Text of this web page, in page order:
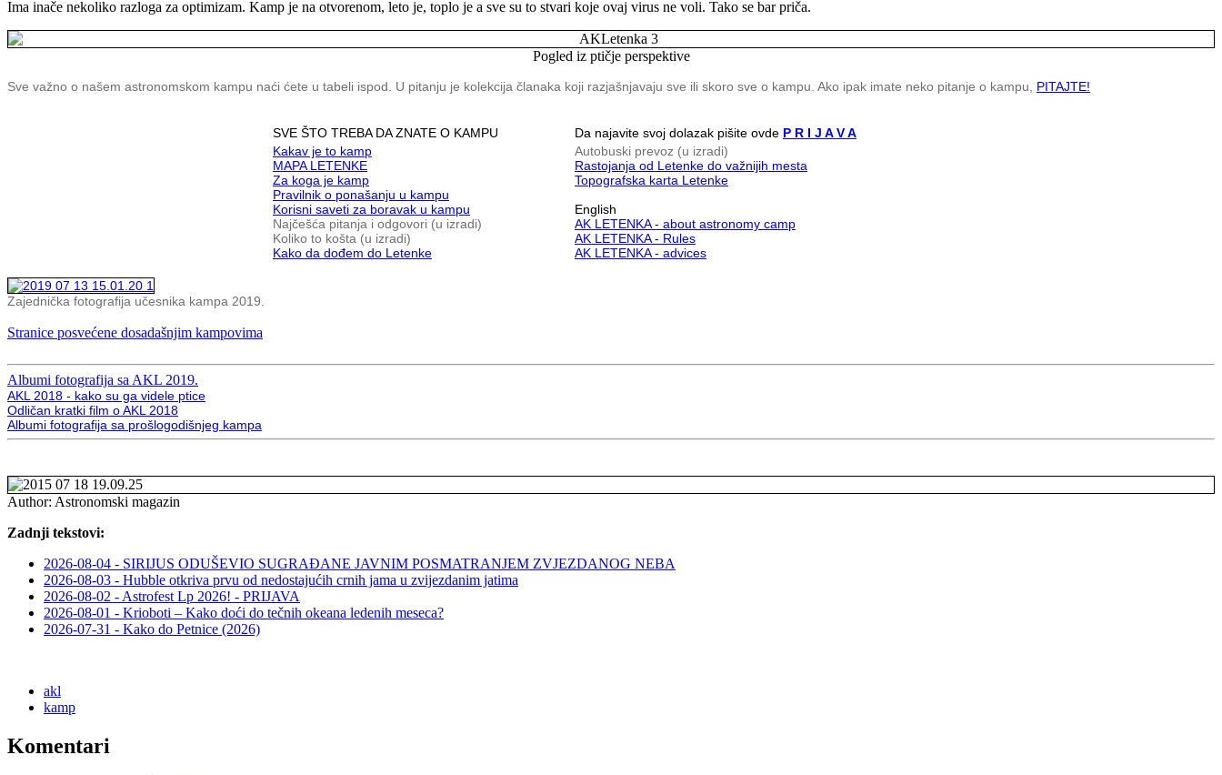
Ima inače nekoliko razloga za optimizam. Kamp je na otvorenom, leto je, toplo je a sve su to stvari koje ovaj virus ne voli. Tako se bar priča.
Pogled iz ptičje perspektive
Sve važno o našem astronomskom kampu naći ćete u tabeli ispod. U pitanju je kolekcija članaka koji razjašnjavaju sve ili skoro sve o kampu. Ako ipak imate neko pitanje o kampu, PITAJTE!
SVE ŠTO TREBA DA ZNATE O KAMPU Da najavite svoj dolazak pišite ovde P R I J A V A
Kakav je to kamp
MAPA LETENKE
Za koga je kamp
Pravilnik o ponašanju u kampu
Korisni saveti za boravak u kampu
Najčešća pitanja i odgovori (u izradi)
Koliko to košta (u izradi)
Kako da dođem do Letenke
Autobuski prevoz (u izradi)
Rastojanja od Letenke do važnijih mesta
Topografska karta Letenke
English
AK LETENKA - about astronomy camp
AK LETENKA - Rules
AK LETENKA - advices
Zajednička fotografija učesnika kampa 2019.
Stranice posvećene dosadašnjim kampovima
Albumi fotografija sa AKL 2019.
AKL 2018 - kako su ga videle ptice
Odličan kratki film o AKL 2018
Albumi fotografija sa prošlogodišnjeg kampa
Author: Astronomski magazin
Zadnji tekstovi:
2026-08-04 - SIRIJUS ODUŠEVIO SUGRAĐANE JAVNIM POSMATRANJEM ZVJEZDANOG NEBA
2026-08-03 - Hubble otkriva prvu od nedostajućih crnih jama u zvijezdanim jatima
2026-08-02 - Astrofest Lp 2026! - PRIJAVA
2026-08-01 - Krioboti – Kako doći do tečnih okeana ledenih meseca?
2026-07-31 - Kako do Petnice (2026)
akl
kamp
Komentari